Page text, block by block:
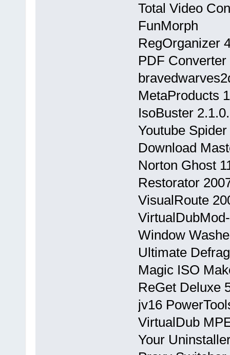
Total Video
FunMorph
RegOrganizer
PDF
MetaProducts
IsoBuster
Youtube
Download
Norton Ghost
Restorator
VisualRoute
Window
Ultimate
Magic ISO
ReGet Deluxe
jv16
VirtualDub
Your